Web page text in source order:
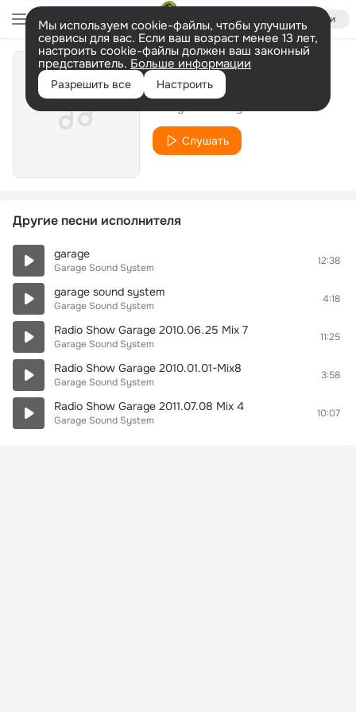
Войти
Мы используем cookie-файлы, чтобы улучшить
сервисы для вас. Если ваш возраст менее 13 лет,
настроить cookie-файлы должен ваш законный
представитель. Больше информации
Разрешить все Настроить
Radioshow Garage
Слушать
Другие песни исполнителя
garage
Garage Sound System
12:38
garage sound system
Garage Sound System
4:18
Radio Show Garage 2010.06.25 Mix 7
Garage Sound System
11:25
Radio Show Garage 2010.01.01-Mix8
Garage Sound System
3:58
Radio Show Garage 2011.07.08 Mix 4
Garage Sound System
10:07